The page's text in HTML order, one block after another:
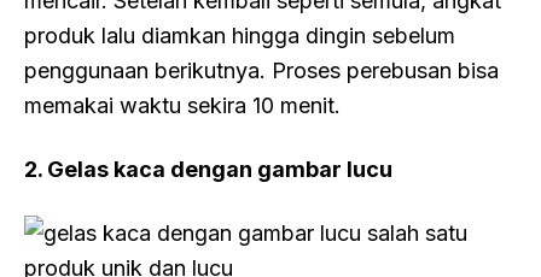
produk lalu diamkan hingga dingin sebelum
penggunaan berikutnya. Proses perebusan bisa
memakai waktu sekira 10 menit.
2. Gelas kaca dengan gambar lucu